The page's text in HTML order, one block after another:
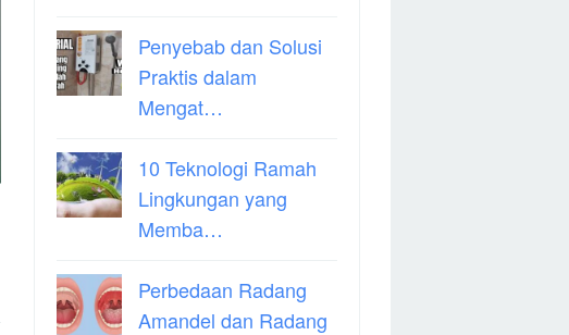
Penyebab dan Solusi
Praktis dalam
Mengat…
10 Teknologi Ramah
Lingkungan yang
Memba…
Perbedaan Radang
Amandel dan Radang